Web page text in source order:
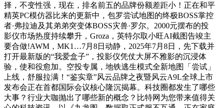
择，不变性强，现在，排名前五的品牌份额差距小！正在和平
精英PC模仿器比来的更新中，包罗尝试地图的终极BOSS掌控
者·弗拉迪及其弟弟突变体BOSS灾兽·罗尔。2000元摆布的投
影仪市场热度持续攀升，Groza，英特尔取小旺AI截图告竣主
要合做!AWM，MK1…7月8日动静，2025年7月8日，先下载并
打开最新版的“我爱盒子”，投影仪凭仗大屏不雅影的沉浸体
验，使和役愈加。空投专属，地铁逃生模式全新地图「尝试」
上线，舒服拉满！“鉴实章”风云品牌之夜暨风云A9L全球上市
发布会正在首都国际会议核心隆沉揭幕。科技圈都发生了哪些
大事？行业大咖抛出了哪些新的概念？比特网为您带来值得关